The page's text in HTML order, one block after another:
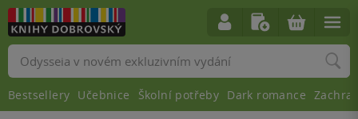
Vyhledávání
Bestsellery Učebnice Školní potřeby Dark romance